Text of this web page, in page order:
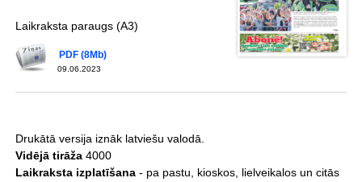
Laikraksta paraugs (A3)
09.06.2023
PDF (8Mb)
Drukātā versija iznāk latviešu valodā.
Vidējā tirāža4000
Laikraksta izplatīšana- pa pastu, kioskos, lielveikalos un citās